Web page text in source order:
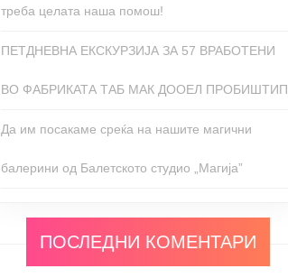
треба целата наша помош!
ПЕТДНЕВНА ЕКСКУРЗИЈА ЗА 57 ВРАБОТЕНИ
ВО ФАБРИКАТА ТАБ МАК ДООЕЛ ПРОБИШТИП
Да им посакаме среќа на нашите магични
балерини од Балетското студио „Магија”
ПОСЛЕДНИ КОМЕНТАРИ